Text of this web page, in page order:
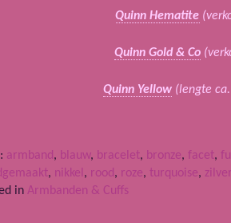
Quinn Hematite
Quinn Gold & Co
Quinn Yellow (lengte
armband , blauw, bracelet, bronze, facet,
, nikkel , rood , roze, turquoise, zilver
in Armbanden & Cuffs